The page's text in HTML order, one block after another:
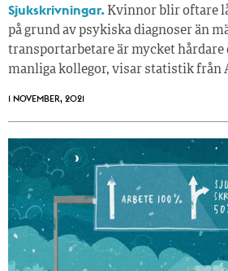
Sjukskrivningar. Kvinnor blir oftare
på grund av psykiska diagnoser än
transportarbetare är mycket hårdare
manliga kollegor, visar statistik från
1 NOVEMBER, 2021